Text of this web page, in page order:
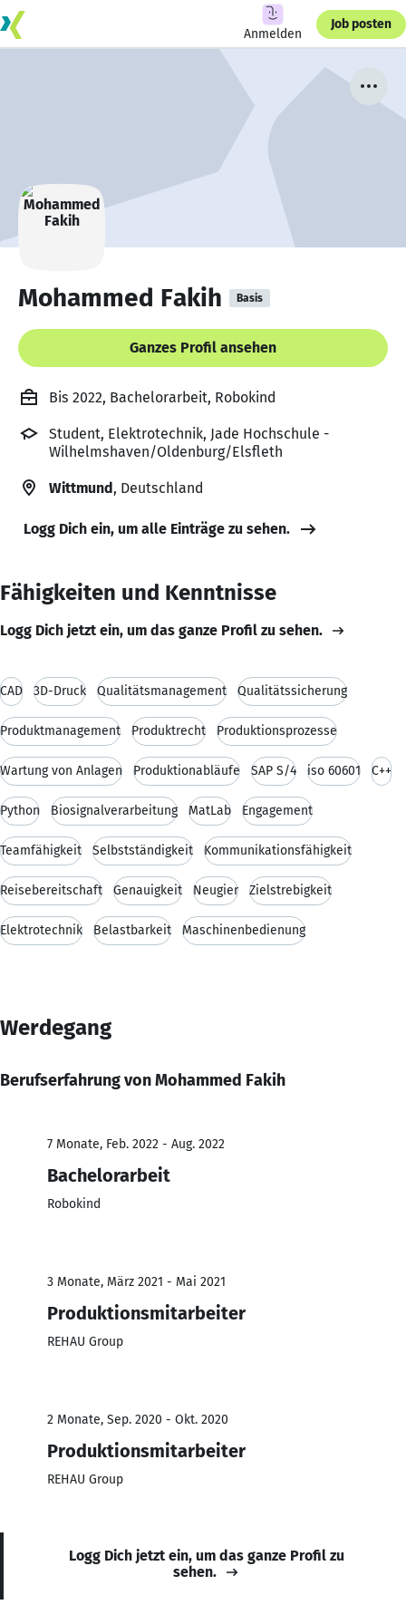
Anmelden
Job posten
Mohammed Fakih Basis
Ganzes Profil ansehen
Bis 2022, Bachelorarbeit, Robokind
Student, Elektrotechnik, Jade Hochschule -
Wilhelmshaven/Oldenburg/Elsfleth
Wittmund, Deutschland
Logg Dich ein, um alle Einträge zu sehen.
Fähigkeiten und Kenntnisse
Logg Dich jetzt ein, um das ganze Profil zu sehen.
CAD 3D-Druck Qualitätsmanagement Qualitätssicherung
Produktmanagement Produktrecht Produktionsprozesse
Wartung von Anlagen Produktionabläufe SAP S/4 iso 60601 C++
Python Biosignalverarbeitung MatLab Engagement
Teamfähigkeit Selbstständigkeit Kommunikationsfähigkeit
Reisebereitschaft Genauigkeit Neugier Zielstrebigkeit
Elektrotechnik Belastbarkeit Maschinenbedienung
Werdegang
Berufserfahrung von Mohammed Fakih
7 Monate, Feb. 2022 - Aug. 2022
Bachelorarbeit
Robokind
3 Monate, März 2021 - Mai 2021
Produktionsmitarbeiter
REHAU Group
2 Monate, Sep. 2020 - Okt. 2020
Produktionsmitarbeiter
REHAU Group
Logg Dich jetzt ein, um das ganze Profil zu
sehen.